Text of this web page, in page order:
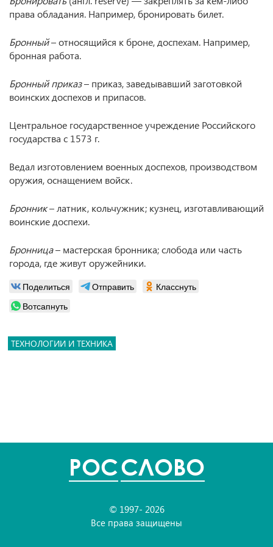
права обладания. Например, бронировать билет.
Бронный– относящийся к броне, доспехам. Например,
бронная работа.
Бронный приказ– приказ, заведывавший заготовкой
воинских доспехов и припасов.
Центральное государственное учреждение Российского
государства с 1573 г.
Ведал изготовлением военных доспехов, производством
оружия, оснащением войск.
Бронник– латник, кольчужник; кузнец, изготавливающий
воинские доспехи.
Бронница– мастерская бронника; слобода или часть
города, где живут оружейники.
Поделиться Отправить
Класснуть
Вотсапнуть
ТЕХНОЛОГИИ И ТЕХНИКА
POCСЛОВО
© 1997- 2026
Все права защищены